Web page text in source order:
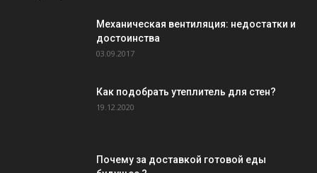
Механическая вентиляция: недостатки и
достоинства
03.09.2017
Как подобрать утеплитель для стен?
19.12.2020
Почему за доставкой готовой еды